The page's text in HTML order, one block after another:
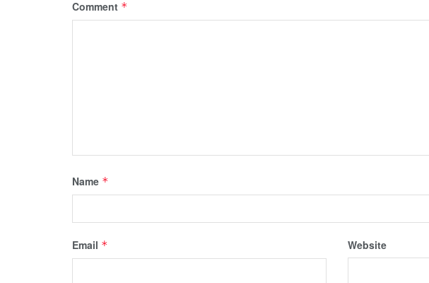
Comment *
Name *
Email * Website